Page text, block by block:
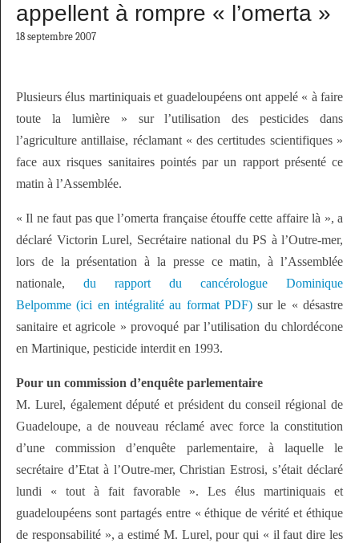
appellent à rompre « l’omerta »
18 septembre 2007
Plusieurs élus martiniquais et guadeloupéens ont appelé « à faire
toute la lumière » sur l’utilisation des pesticides dans
l’agriculture antillaise, réclamant « des certitudes scientifiques »
face aux risques sanitaires pointés par un rapport présenté ce
matin à l’Assemblée.
« Il ne faut pas que l’omerta française étouffe cette affaire là », a
déclaré Victorin Lurel, Secrétaire national du PS à l’Outre-mer,
lors de la présentation à la presse ce matin, à l’Assemblée
nationale, du rapport du cancérologue Dominique
Belpomme (ici en intégralité au format PDF)sur le « désastre
sanitaire et agricole » provoqué par l’utilisation du chlordécone
en Martinique, pesticide interdit en 1993.
Pour un commission d’enquête parlementaire
M. Lurel, également député et président du conseil régional de
Guadeloupe, a de nouveau réclamé avec force la constitution
d’une commission d’enquête parlementaire, à laquelle le
secrétaire d’Etat à l’Outre-mer, Christian Estrosi, s’était déclaré
lundi « tout à fait favorable ». Les élus martiniquais et
guadeloupéens sont partagés entre « éthique de vérité et éthique
de responsabilité », a estimé M. Lurel, pour qui « il faut dire les